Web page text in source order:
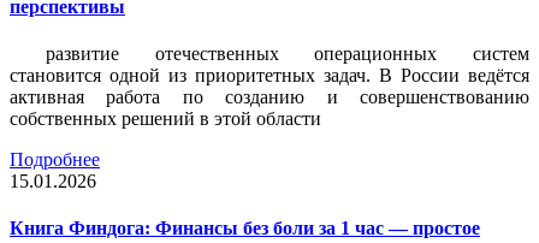
перспективы
развитие отечественных операционных систем
становится одной из приоритетных задач. В России ведётся
активная работа по созданию и совершенствованию
собственных решений в этой области
Подробнее
15.01.2026
Книга Финдога: Финансы без боли за 1 час — простое